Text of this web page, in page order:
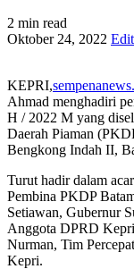
2 min read
Oktober 24, 2022
KEPRI,
Ahmad menghadiri
H / 2022 M yang
Daerah Piaman
Bengkong Indah II,
Turut hadir dalam
Pembina PKDP
Setiawan, Gubernur
Anggota DPRD
Nurman, Tim
Kepri.